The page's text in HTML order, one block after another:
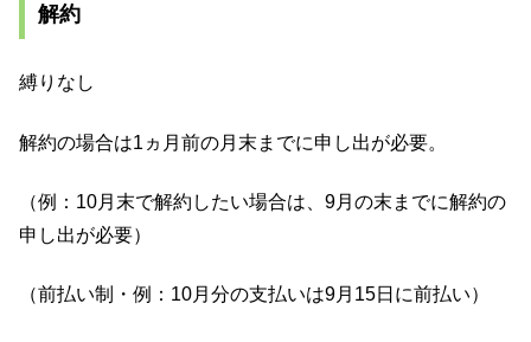
解約
縛りなし
解約の場合は1ヵ月前の月末までに申し出が必要。
（例：10月末で解約したい場合は、9月の末までに解約の
申し出が必要）
（前払い制・例：10月分の支払いは9月15日に前払い）